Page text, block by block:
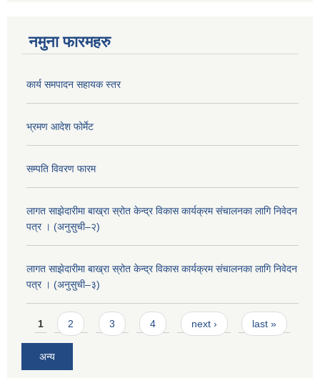
नमुना फारमहरु
कार्य समपादन सहायक स्तर
भ्रमण आदेश फोर्मेट
सम्पति विवरण फारम
लागत साझेदारीमा बाख्रा स्रोत केन्द्र विकास कार्यक्रम संचालनका लागि निवेदन
पत्र । (अनुसुची–२)
लागत साझेदारीमा बाख्रा स्रोत केन्द्र विकास कार्यक्रम संचालनका लागि निवेदन
पत्र । (अनुसुची–३)
Pages
1 2 3 4 next › last »
अन्य